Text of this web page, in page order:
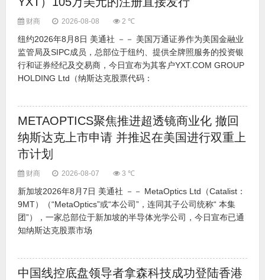
财商 2026-08-08 2 ℃
纽约2026年8月8日 美通社 －－ 美国万通证券作为美国金融业
监管局及SIPC成员，总部位于纽约、提供全牌照服务的投资银
行和证券经纪及交易商，今日宣布为其客户YXT.COM GROUP
HOLDING Ltd（纳斯达克股票代码：
METAOPTICS聚焦推进超透镜商业化 撤回
纳斯达克上市申请 并推迟在美国进行双重上
市计划
财商 2026-08-07 3 ℃
新加坡2026年8月7日 美通社 －－ MetaOptics Ltd（Catalist：
9MT）（“MetaOptics”或“本公司”，连同其子公司统称“ 本集
团”），一家总部位于新加坡的半导体光学公司，今日宣布已通
知纳斯达克股票市场
中国线控底盘领导者拿森科技成功登陆香港